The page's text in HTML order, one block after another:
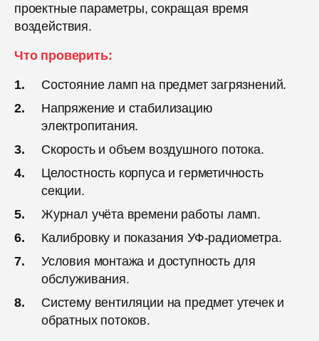
проектные параметры, сокращая время
воздействия.
Что проверить:
Состояние ламп на предмет загрязнений.
Напряжение и стабилизацию
электропитания.
Скорость и объем воздушного потока.
Целостность корпуса и герметичность
секции.
Журнал учёта времени работы ламп.
Калибровку и показания УФ-радиометра.
Условия монтажа и доступность для
обслуживания.
Систему вентиляции на предмет утечек и
обратных потоков.